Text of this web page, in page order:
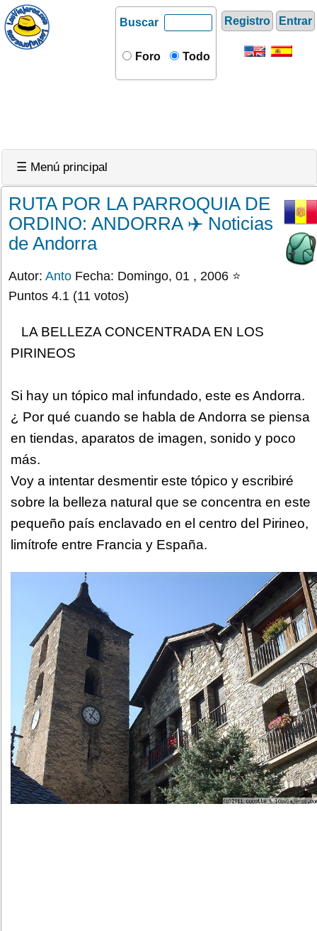
Registro Entrar
Buscar
Foro Todo
☰ Menú principal
RUTA POR LA PARROQUIA DE
ORDINO: ANDORRA ✈️ Noticias
de Andorra
Autor: Anto Fecha: Domingo, 01 , 2006 ⭐
Puntos 4.1 (11 votos)
LA BELLEZA CONCENTRADA EN LOS
PIRINEOS
Si hay un tópico mal infundado, este es Andorra.
¿ Por qué cuando se habla de Andorra se piensa
en tiendas, aparatos de imagen, sonido y poco
más.
Voy a intentar desmentir este tópico y escribiré
sobre la belleza natural que se concentra en este
pequeño país enclavado en el centro del Pirineo,
limítrofe entre Francia y España.